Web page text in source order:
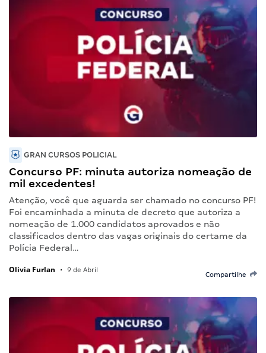
GRAN CURSOS POLICIAL
Concurso PF: minuta autoriza nomeação de
mil excedentes!
Atenção, você que aguarda ser chamado no concurso PF!
Foi encaminhada a minuta de decreto que autoriza a
nomeação de 1.000 candidatos aprovados e não
classificados dentro das vagas originais do certame da
Polícia Federal…
Olivia Furlan • 9 de Abril
Compartilhe